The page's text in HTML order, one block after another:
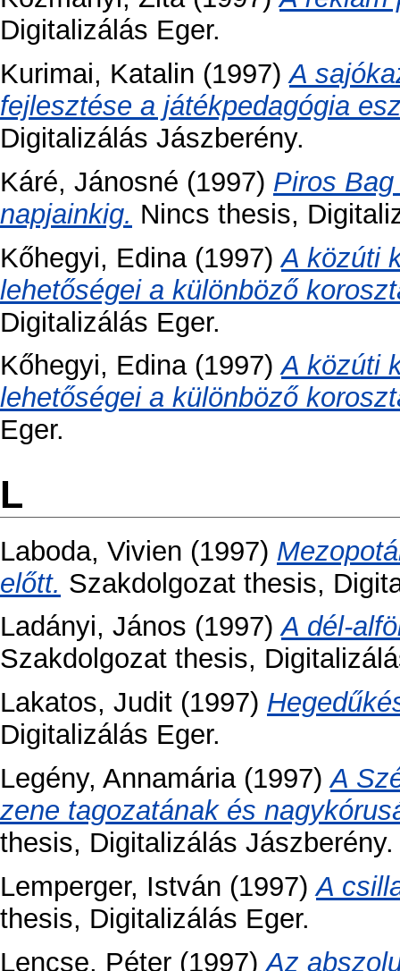
Digitalizálás Eger.
Kurimai, Katalin (1997)A
fejlesztése a játékpedagógia
Digitalizálás Jászberény.
Káré, Jánosné (1997) Piros
napjainkig. Nincs thesis,
Kőhegyi, Edina(1997)A közúti
lehetőségei a különböző
Digitalizálás Eger.
Kőhegyi, Edina(1997)A közúti
lehetőségei a különböző
Eger.
L
Laboda, Vivien (1997)
előtt. Szakdolgozat thesis,
Ladányi, János (1997)A dél-
Szakdolgozat thesis,
Lakatos, Judit (1997)
Digitalizálás Eger.
Legény, Annamária(1997)A
zene tagozatának és
thesis, Digitalizálás Jászberény.
Lemperger, István (1997)A
thesis, Digitalizálás Eger.
Lencse, Péter (1997)Az